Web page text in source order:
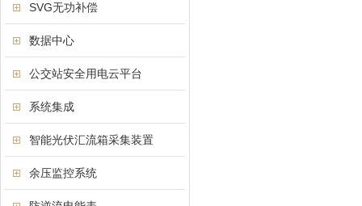
SVG无功补偿
数据中心
公交站安全用电云平台
系统集成
智能光伏汇流箱采集装置
余压监控系统